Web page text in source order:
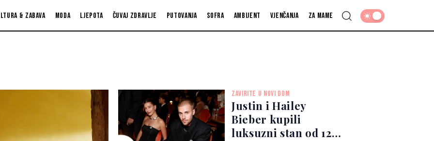
& zabava Moda Ljepota Čuvaj zdravlje Putovanja Sofra Ambijent Vjenčanja Za mame
ZAVIRITE U NOVI DOM
Justin i Hailey
Bieber kupili
luksuzni stan od 12